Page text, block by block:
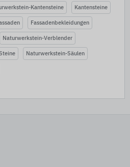
Kantensteine Kantensteine
Fassadenbekleidungen
Naturwerkstein-Verblender
Naturwerkstein-Säulen